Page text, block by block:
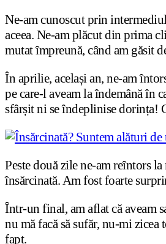
Ne-am cunoscut prin
aceea. Ne-am plăcut din prima
mutat împreună, când am găsit
În aprilie, același an, ne-am
pe care-l aveam la îndemână în
sfârșit ni se îndeplinise dorința!
Peste două zile ne-am reîntors
însărcinată. Am fost foarte
Într-un final, am aflat că aveam
nu mă facă să sufăr, nu-mi
fapt.